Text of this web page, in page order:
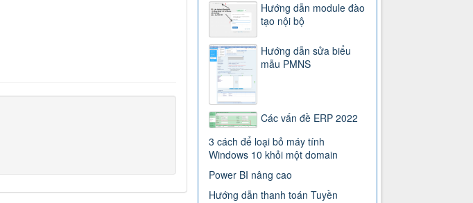
Hướng dẫn module đào
tạo nội bộ
Hướng dẫn sửa biểu
mẫu PMNS
Các vấn đề ERP 2022
3 cách để loại bỏ máy tính
Windows 10 khỏi một domain
Power BI nâng cao
Hướng dẫn thanh toán Tuyền